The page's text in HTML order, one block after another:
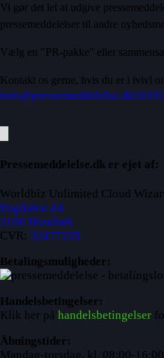
Vi gør det let at udgive
pressemeddelelser til andre
Vælg en "PR-pakke" eller
Kontakt os gerne, hvis du er i tvivl
info@pressemeddelelse.dk
Pressemeddelelse.dk er ejet af:
Worldbiz Unlimited Cloud
Engdalen 4A
3100 Hornbæk
CVR: 32477259
Betalingsmuligheder:
Handelsbetingelser:
Klik her på handelsbetingelser
Åbningstider:
Mandag-torsdag, kl. 08:00-16:00